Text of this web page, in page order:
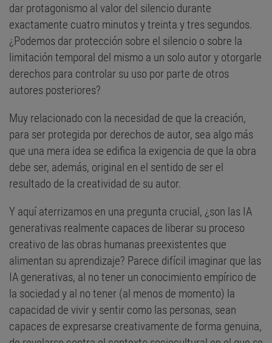
dar protagonismo al valor del silencio durante
exactamente cuatro minutos y treinta y tres segundos.
¿Podemos dar protección sobre el silencio o sobre la
limitación temporal del mismo a un solo autor y otorgarle
derechos para controlar su uso por parte de otros
autores posteriores?
Muy relacionado con la necesidad de que la creación,
para ser protegida por derechos de autor, sea algo más
que una mera idea se edifica la exigencia de que la obra
debe ser, además, original en el sentido de ser el
resultado de la creatividad de su autor.
Y aquí aterrizamos en una pregunta crucial, ¿son las IA
generativas realmente capaces de liberar su proceso
creativo de las obras humanas preexistentes que
alimentan su aprendizaje? Parece difícil imaginar que las
IA generativas, al no tener un conocimiento empírico de
la sociedad y al no tener (al menos de momento) la
capacidad de vivir y sentir como las personas, sean
capaces de expresarse creativamente de forma genuina,